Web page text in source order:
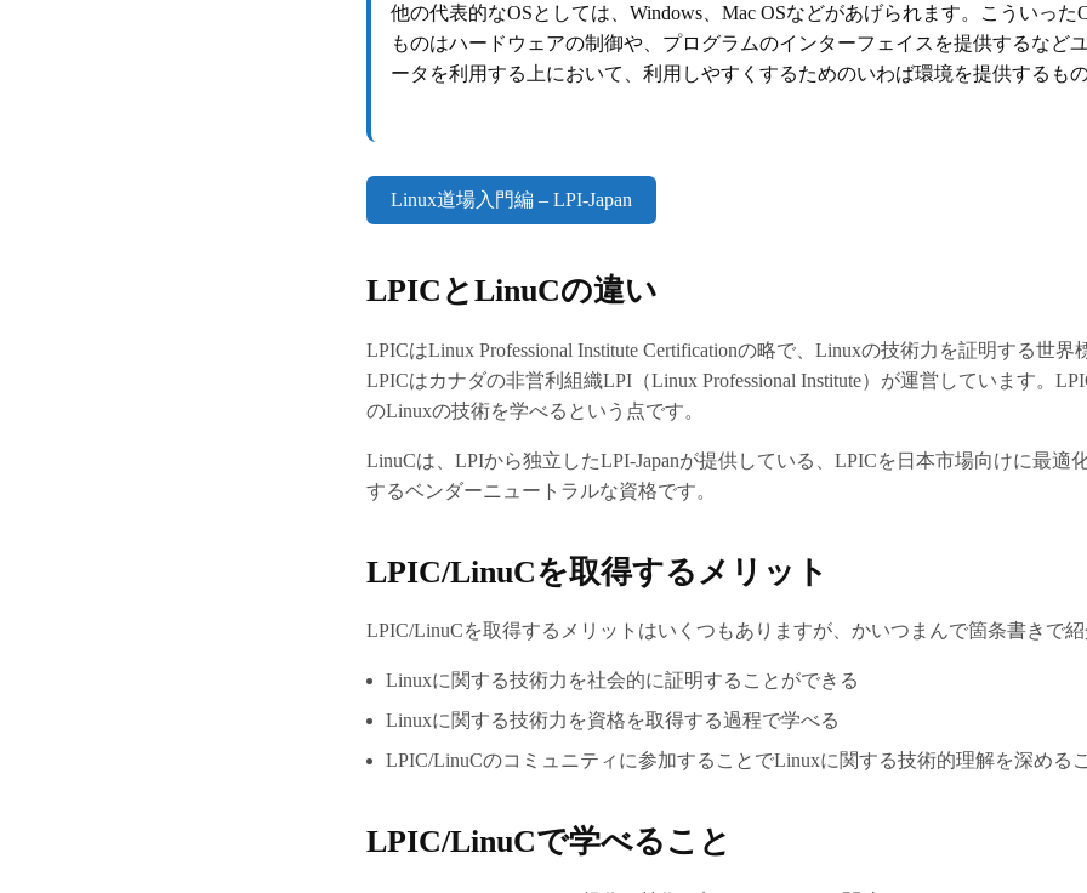
他の代表的なOSとしては、Windows、Mac OSなどがあげられます。こういった
ものはハードウェアの制御や、プログラムのインターフェイスを提供するなど
ータを利用する上において、利用しやすくするためのいわば環境を提供するもの
Linux道場入門編 – LPI-Japan
LPICとLinuCの違い
LPICはLinux Professional Institute Certificationの略で、Linuxの技術力を証明する世界
LPICはカナダの非営利組織LPI（Linux Professional Institute）が運営しています。
のLinuxの技術を学べるという点です。
LinuCは、LPIから独立したLPI-Japanが提供している、LPICを日本市場向けに最適
するベンダーニュートラルな資格です。
LPIC/LinuCを取得するメリット
LPIC/LinuCを取得するメリットはいくつもありますが、かいつまんで箇条書きで紹
Linuxに関する技術力を社会的に証明することができる
Linuxに関する技術力を資格を取得する過程で学べる
LPIC/LinuCのコミュニティに参加することでLinuxに関する技術的理解を深める
LPIC/LinuCで学べること